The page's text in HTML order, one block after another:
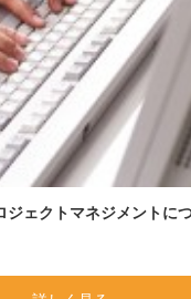
ジェクトマネジメントに